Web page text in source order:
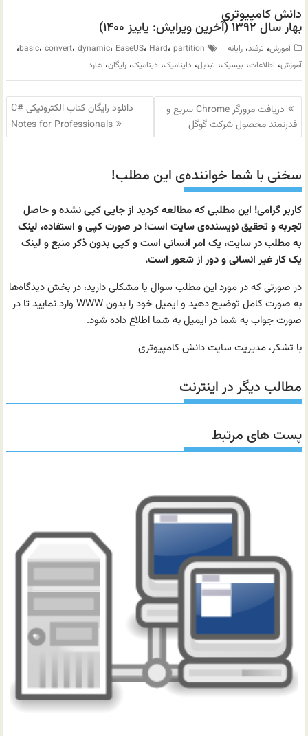
دانش کامپیوتری
بهار سال ۱۳۹۲ (آخرین ویرایش: پاییز ۱۴۰۰)
آموزش، ترفند،رایانه basic، convert، dynamic، EaseUS، Hard، partition ،
آموزش، اطلاعات، بیسیک، تبدیل، داینامیک، دینامیک،رایگان،هارد
راهبری
نوشته
دریافت مرورگر Chrome سریع و
قدرتمند محصول شرکت گوگل
دانلود رایگان کتاب الکترونیکی C#
Notes for Professionals
سخنی با شما خواننده‌ی این مطلب!
کاربر گرامی! این مطلبی که مطالعه کردید از جایی کپی نشده و حاصل
تجربه و تحقیق نویسنده‌ی سایت است! در صورت کپی و استفاده، لینک
به مطلب در سایت، یک امر انسانی است و کپی بدون ذکر منبع و لینک
یک کار غیر انسانی و دور از شعور است.
در صورتی که در مورد این مطلب سوال یا مشکلی دارید، در بخش دیدگاه‌ها
به صورت کامل توضیح دهید و ایمیل خود را بدون WWW وارد نمایید تا در
صورت جواب به شما در ایمیل به شما اطلاع داده شود.
با تشکر، مدیریت سایت دانش کامپیوتری
مطالب دیگر در اینترنت
پست های مرتبط